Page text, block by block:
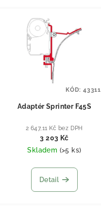
Adaptér Sprinter F45S
2 647,11 Kč bez DPH
3 203 Kč
Skladem (>5 ks)
Detail
KÓD: 43311